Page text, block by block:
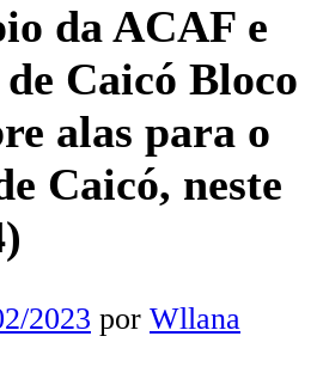
da ACAF e
Caicó Bloco
alas para o
Caicó, neste
2023 por Wllana